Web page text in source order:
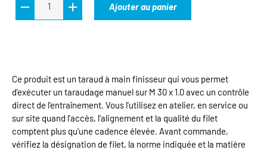
Ajouter au panier
Ce produit est un taraud à main finisseur qui vous permet
d'exécuter un taraudage manuel sur M 30 x 1.0 avec un contrôle
direct de l'entraînement. Vous l'utilisez en atelier, en service ou
sur site quand l'accès, l'alignement et la qualité du filet
comptent plus qu'une cadence élevée. Avant commande,
vérifiez la désignation de filet, la norme indiquée et la matière